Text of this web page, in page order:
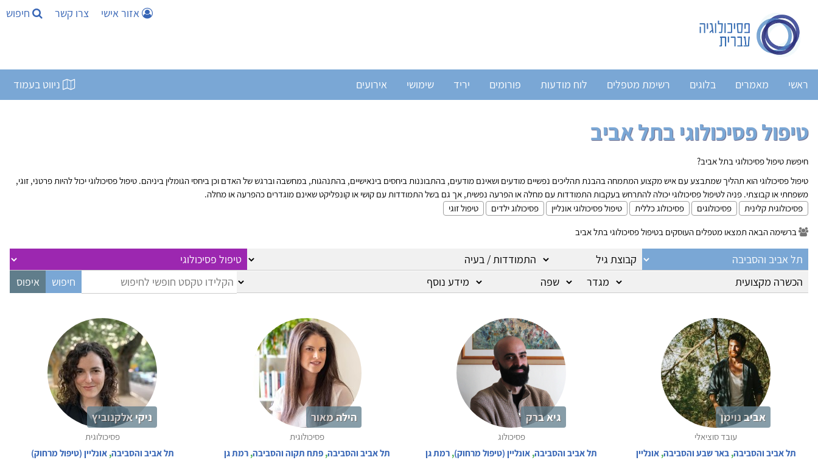
אזור אישי צרו קשר חיפוש
ראשי מאמרים בלוגים רשימת מטפלים לוח מודעות פורומים יריד שימושי אירועים ניווט בעמוד
טיפול פסיכולוגי בתל אביב
חיפשת טיפול פסיכולוגי בתל אביב?
טיפול פסיכולוגי הוא תהליך שמתבצע עם איש מקצוע המתמחה בהבנת תהליכים נפשיים מודעים ושאינם מודעים, בהתבוננות ביחסים בינאישיים, בהתנהגות, במחשבה וברגש של האדם וכן ביחסי הגומלין ביניהם. טיפול פסיכולוגי יכול להיות פרטני, זוגי,
משפחתי או קבוצתי. פניה לטיפול פסיכולוגי יכולה להתרחש בעקבות התמודדות עם מחלה או הפרעה נפשית, אך גם בשל התמודדות עם קושי או קונפליקט שאינם מוגדרים כהפרעה או מחלה.
פסיכולוגית קלינית
פסיכולוגים פסיכולוג כללית טיפול פסיכולוגי אונליין פסיכולוג ילדים טיפול זוגי
ברשימה הבאה תמצאו מטפלים העוסקים בטיפול פסיכולוגי בתל אביב
אביב נוימן
עובד סוציאלי
תל אביב והסביבה,באר שבע והסביבה,אונליין
גיא ברק
פסיכולוג
תל אביב והסביבה, אונליין (טיפול מרחוק), רמת גן
הילה מאור
פסיכולוגית
תל אביב והסביבה,פתח תקוה והסביבה,רמת גן
ניקי אלקנוביץ
פסיכולוגית
תל אביב והסביבה,אונליין (טיפול מרחוק)